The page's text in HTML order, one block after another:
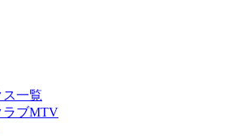
オフィシャルサイ
Official Site.
ス一覧
ラブMTV